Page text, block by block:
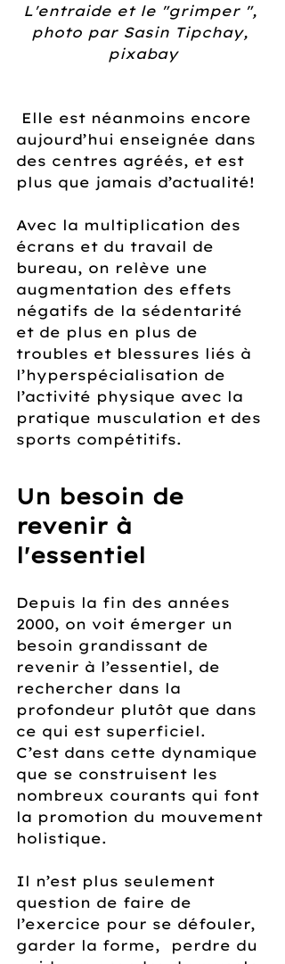
L'entraide et le "grimper ",
photo par Sasin Tipchay,
pixabay
aujourd’hui enseignée dans
des centres agréés, et est
plus que jamais d’actualité!
Avec la multiplication des
écrans et du travail de
bureau, on relève une
augmentation des effets
négatifs de la sédentarité
et de plus en plus de
troubles et blessures liés à
l’hyperspécialisation de
l’activité physique avec la
pratique musculation et des
sports compétitifs.
Un besoin de
revenir à
l'essentiel
Depuis la fin des années
2000, on voit émerger un
besoin grandissant de
revenir à l’essentiel, de
rechercher dans la
profondeur plutôt que dans
ce qui est superficiel.
C’est dans cette dynamique
que se construisent les
nombreux courants qui font
la promotion du mouvement
holistique.
Il n’est plus seulement
question de faire de
l’exercice pour se défouler,
garder la forme,  perdre du